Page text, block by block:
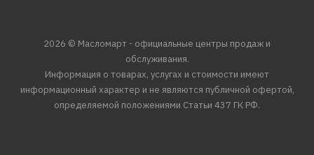
2026 © Масломарт - официальные центры продаж и
обслуживания.
Информация о товарах, услугах и стоимости имеют
информационный характер и не являются публичной офертой,
определяемой положениями Статьи 437 ГК РФ.